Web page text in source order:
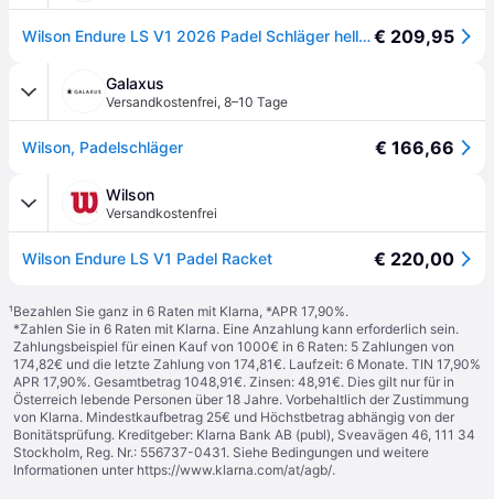
Wilson Endure LS V1 2026 Padel Schläger hellblau/schwarz - Blue€ 209,95
Galaxus
Versandkostenfrei, 8–10 Tage
Wilson, Padelschläger € 166,66
Wilson
Versandkostenfrei
Wilson Endure LS V1 Padel Racket € 220,00
¹Bezahlen Sie ganz in 6 Raten mit Klarna, *APR 17,90%.
*Zahlen Sie in 6 Raten mit Klarna. Eine Anzahlung kann erforderlich sein.
Zahlungsbeispiel für einen Kauf von 1000€ in 6 Raten: 5 Zahlungen von
174,82€ und die letzte Zahlung von 174,81€. Laufzeit: 6 Monate. TIN 17,90%
APR 17,90%. Gesamtbetrag 1048,91€. Zinsen: 48,91€. Dies gilt nur für in
Österreich lebende Personen über 18 Jahre. Vorbehaltlich der Zustimmung
von Klarna. Mindestkaufbetrag 25€ und Höchstbetrag abhängig von der
Bonitätsprüfung. Kreditgeber: Klarna Bank AB (publ), Sveavägen 46, 111 34
Stockholm, Reg. Nr.: 556737-0431. Siehe Bedingungen und weitere
Informationen unter https://www.klarna.com/at/agb/.